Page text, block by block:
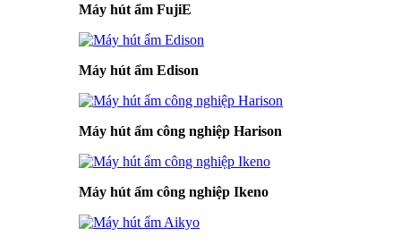
Máy hút ẩm FujiE
Máy hút ẩm Edison
Máy hút ẩm công nghiệp Harison
Máy hút ẩm công nghiệp Ikeno